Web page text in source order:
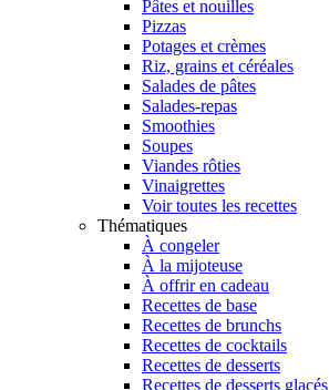
Pâtes et nouilles
Pizzas
Potages et crèmes
Riz, grains et céréales
Salades de pâtes
Salades-repas
Smoothies
Soupes
Viandes rôties
Vinaigrettes
Voir toutes les recettes
Thématiques
À congeler
À la mijoteuse
À offrir en cadeau
Recettes de base
Recettes de brunchs
Recettes de cocktails
Recettes de desserts
Recettes de desserts glacés